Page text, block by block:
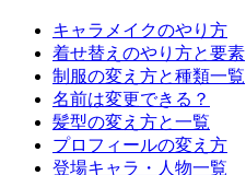
キャラメイクのやり方
着せ替えのやり方と要素
制服の変え方と種類一覧
名前は変更できる？
髪型の変え方と一覧
プロフィールの変え方
登場キャラ・人物一覧